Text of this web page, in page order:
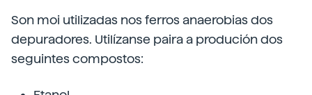
Son moi utilizadas nos ferros anaerobias dos
depuradores. Utilízanse paira a produción dos
seguintes compostos: